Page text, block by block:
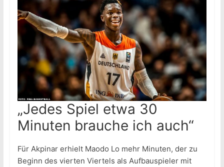
„Jedes Spiel etwa 30
Minuten brauche ich auch“
Für Akpinar erhielt Maodo Lo mehr Minuten, der zu
Beginn des vierten Viertels als Aufbauspieler mit